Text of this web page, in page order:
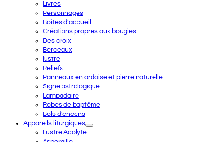
Livres
Personnages
Boîtes d'accueil
Créations propres aux bougies
Des croix
Berceaux
lustre
Reliefs
Panneaux en ardoise et pierre naturelle
Signe astrologique
Lampadaire
Robes de baptême
Bols d'encens
Appareils liturgiques
Lustre Acolyte